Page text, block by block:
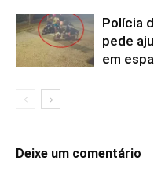
Polícia
pede
em
Deixe um comentário